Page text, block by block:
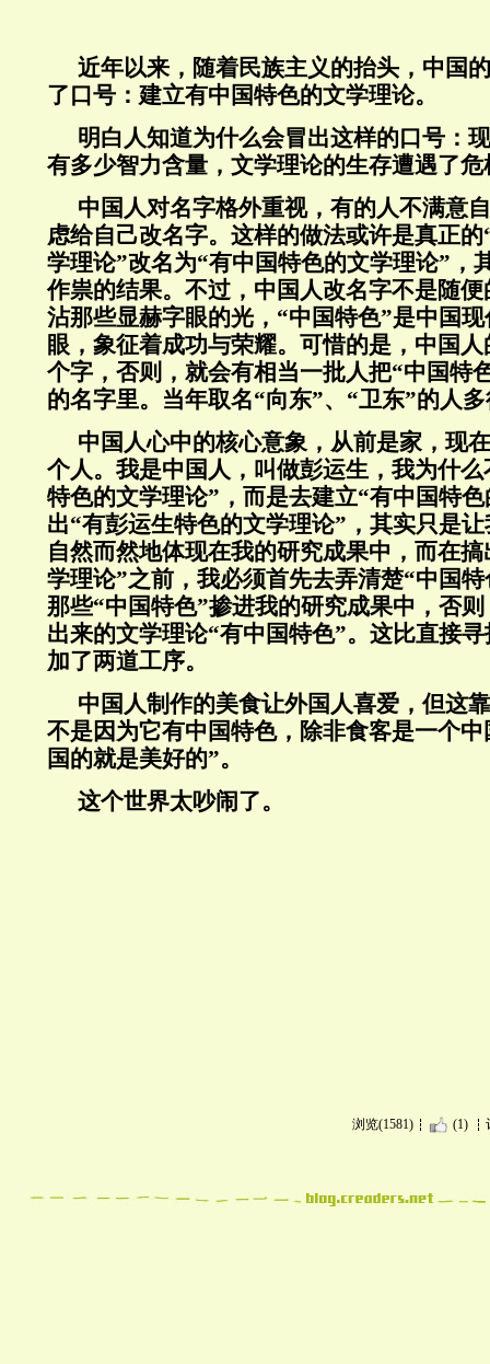
近年以来，随着民族主义的抬头，中国
了口号：建立有中国特色的文学理论。
明白人知道为什么会冒出这样的口号：
有多少智力含量，文学理论的生存遭遇了危
中国人对名字格外重视，有的人不满意
虑给自己改名字。这样的做法或许是真正
学理论”改名为“有中国特色的文学理论”，
作祟的结果。不过，中国人改名字不是随
沾那些显赫字眼的光，“中国特色”是中国
眼，象征着成功与荣耀。可惜的是，中国
个字，否则，就会有相当一批人把“中国特
的名字里。当年取名“向东”、“卫东”的人
中国人心中的核心意象，从前是家，现
个人。我是中国人，叫做彭运生，我为什
特色的文学理论”，而是去建立“有中国特
出“有彭运生特色的文学理论”，其实只是
自然而然地体现在我的研究成果中，而在
学理论”之前，我必须首先去弄清楚“中国
那些“中国特色”掺进我的研究成果中，否
出来的文学理论“有中国特色”。这比直接
加了两道工序。
中国人制作的美食让外国人喜爱，但这
不是因为它有中国特色，除非食客是一个
国的就是美好的”。
这个世界太吵闹了。
浏览(1581) (1)